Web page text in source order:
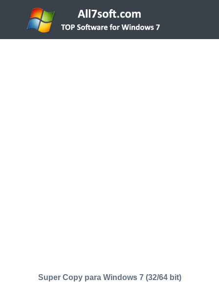
Super Copy para Windows 7 (32/64 bit)